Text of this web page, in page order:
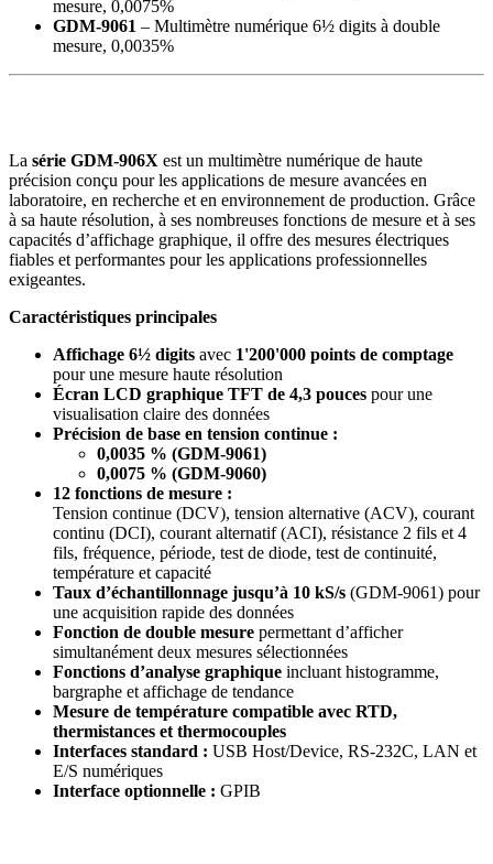
mesure, 0,0075%
GDM-9061 – Multimètre numérique 6½ digits à double
mesure, 0,0035%
La série GDM-906X est un multimètre numérique de haute
précision conçu pour les applications de mesure avancées en
laboratoire, en recherche et en environnement de production. Grâce
à sa haute résolution, à ses nombreuses fonctions de mesure et à ses
capacités d’affichage graphique, il offre des mesures électriques
fiables et performantes pour les applications professionnelles
exigeantes.
Caractéristiques principales
Affichage 6½ digits avec 1'200'000 points de comptage
pour une mesure haute résolution
Écran LCD graphique TFT de 4,3 pouces pour une
visualisation claire des données
Précision de base en tension continue :
0,0035 % (GDM-9061)
0,0075 % (GDM-9060)
12 fonctions de mesure :
Tension continue (DCV), tension alternative (ACV), courant
continu (DCI), courant alternatif (ACI), résistance 2 fils et 4
fils, fréquence, période, test de diode, test de continuité,
température et capacité
Taux d’échantillonnage jusqu’à 10 kS/s (GDM-9061) pour
une acquisition rapide des données
Fonction de double mesure permettant d’afficher
simultanément deux mesures sélectionnées
Fonctions d’analyse graphique incluant histogramme,
bargraphe et affichage de tendance
Mesure de température compatible avec RTD,
thermistances et thermocouples
Interfaces standard : USB Host/Device, RS-232C, LAN et
E/S numériques
Interface optionnelle : GPIB